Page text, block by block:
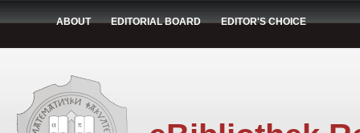
ABOUT EDITORIAL BOARD EDITOR'S CHOICE